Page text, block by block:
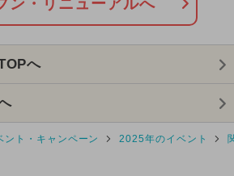
ベント
ベント
ント
ベント
ン・リニューアルへ
へ
ント・キャンペーン 2025年のイベント